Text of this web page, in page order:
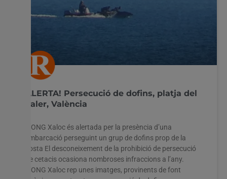
ALERTA! Persecució de dofins, platja del
Saler, València
L’ONG Xaloc és alertada per la presència d’una
embarcació perseguint un grup de dofins prop de la
costa El desconeixement de la prohibició de persecució
de cetacis ocasiona nombroses infraccions a l’any.
L’ONG Xaloc rep unes imatges, provinents de font